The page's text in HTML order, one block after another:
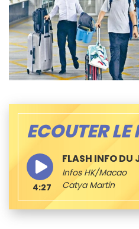
ECOUTER
FLASH INFO DU
Infos HK/Macao
Catya Martin
4:27